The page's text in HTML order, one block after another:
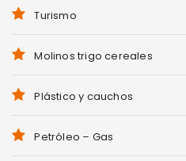
Turismo
Molinos trigo cereales
Plástico y cauchos
Petróleo – Gas